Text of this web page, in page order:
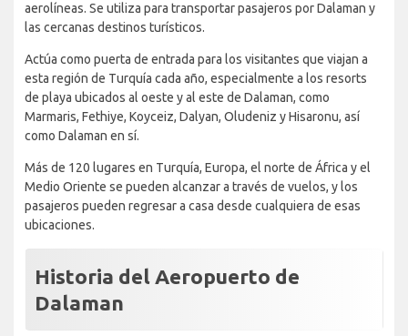
aerolíneas. Se utiliza para transportar pasajeros por Dalaman y
las cercanas destinos turísticos.
Actúa como puerta de entrada para los visitantes que viajan a
esta región de Turquía cada año, especialmente a los resorts
de playa ubicados al oeste y al este de Dalaman, como
Marmaris, Fethiye, Koyceiz, Dalyan, Oludeniz y Hisaronu, así
como Dalaman en sí.
Más de 120 lugares en Turquía, Europa, el norte de África y el
Medio Oriente se pueden alcanzar a través de vuelos, y los
pasajeros pueden regresar a casa desde cualquiera de esas
ubicaciones.
Historia del Aeropuerto de
Dalaman